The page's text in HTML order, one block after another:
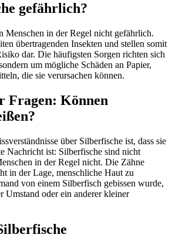
gefährlich?
Menschen in der Regel nicht gefährlich.
übertragenden Insekten und stellen somit
dar. Die häufigsten Sorgen richten sich
um mögliche Schäden an Papier,
die sie verursachen können.
Fragen: Können
über Silberfische ist, dass sie
Nachricht ist: Silberfische sind nicht
in der Regel nicht. Die Zähne
in der Lage, menschliche Haut zu
von einem Silberfisch gebissen wurde,
Umstand oder ein anderer kleiner